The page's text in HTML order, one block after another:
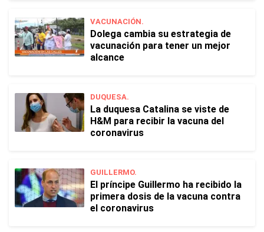
VACUNACIÓN.
Dolega cambia su estrategia de
vacunación para tener un mejor
alcance
DUQUESA.
La duquesa Catalina se viste de
H&M para recibir la vacuna del
coronavirus
GUILLERMO.
El príncipe Guillermo ha recibido la
primera dosis de la vacuna contra
el coronavirus